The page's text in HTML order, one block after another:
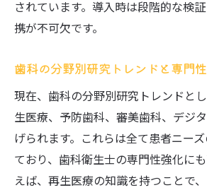
されています。導入時は段階的な検
携が不可欠です。
歯科の分野別研究トレンドと専門
現在、歯科の分野別研究トレンドと
生医療、予防歯科、審美歯科、デジ
げられます。これらは全て患者ニー
ており、歯科衛生士の専門性強化に
えば、再生医療の知識を持つことで